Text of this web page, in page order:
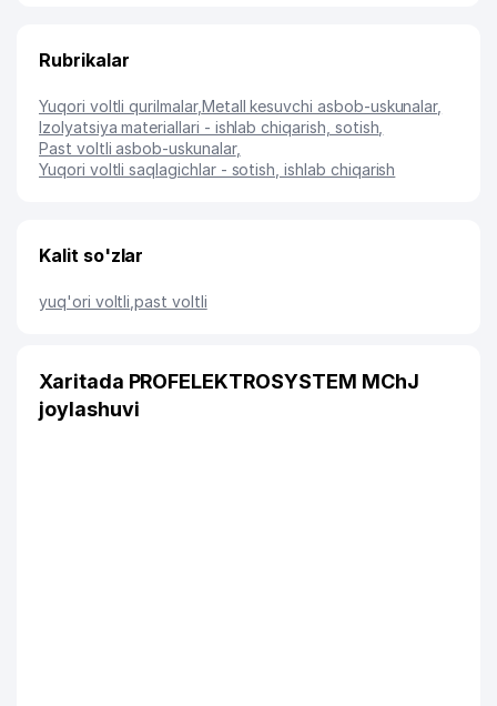
Rubrikalar
Yuqori voltli qurilmalar,Metall kesuvchi asbob-uskunalar,
Izolyatsiya materiallari - ishlab chiqarish, sotish
Past voltli asbob-uskunalar,
Yuqori voltli saqlagichlar - sotish, ishlab chiqarish
Kalit so'zlar
yuq'ori voltli ,past voltli
Xaritada PROFELEKTROSYSTEM MChJ
joylashuvi